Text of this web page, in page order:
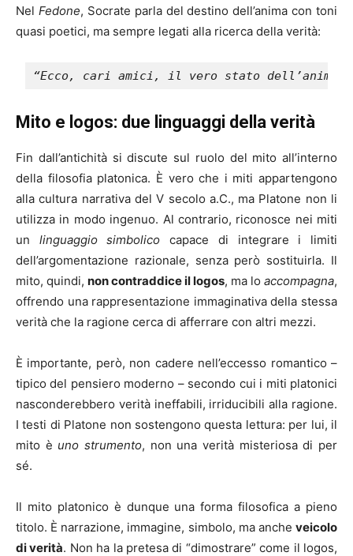
Nel Fedone, Socrate parla del destino dell’anima con toni
quasi poetici, ma sempre legati alla ricerca della verità:
“Ecco, cari amici, il vero stato dell’anima:
Mito e logos: due linguaggi della verità
Fin dall’antichità si discute sul ruolo del mito all’interno
della filosofia platonica. È vero che i miti appartengono
alla cultura narrativa del V secolo a.C., ma Platone non li
utilizza in modo ingenuo. Al contrario, riconosce nei miti
un linguaggio simbolico capace di integrare i limiti
dell’argomentazione razionale, senza però sostituirla. Il
mito, quindi, non contraddice il logos, ma lo accompagna,
offrendo una rappresentazione immaginativa della stessa
verità che la ragione cerca di afferrare con altri mezzi.
È importante, però, non cadere nell’eccesso romantico –
tipico del pensiero moderno – secondo cui i miti platonici
nasconderebbero verità ineffabili, irriducibili alla ragione.
I testi di Platone non sostengono questa lettura: per lui, il
mito è uno strumento, non una verità misteriosa di per
sé.
Il mito platonico è dunque una forma filosofica a pieno
titolo. È narrazione, immagine, simbolo, ma anche veicolo
di verità. Non ha la pretesa di “dimostrare” come il logos,